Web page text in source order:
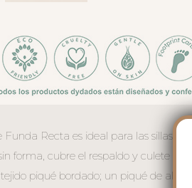
Funda Recta es ideal para las sillas
forma, cubre el respaldo y culete de
piqué bordado; un piqué de